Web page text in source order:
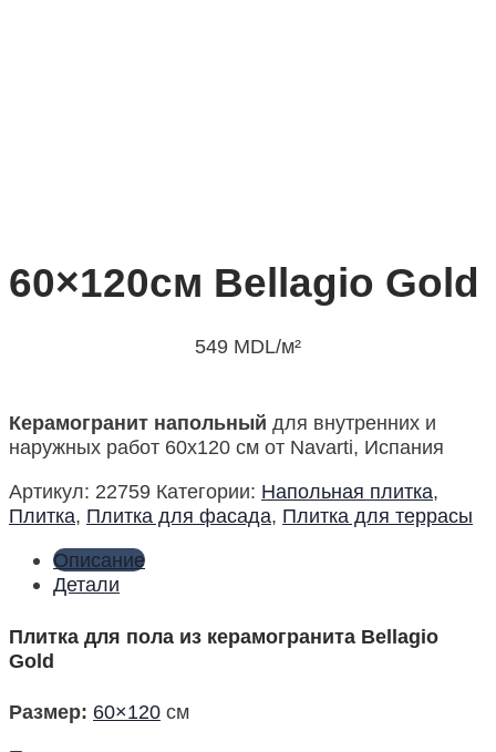
60×120см Bellagio Gold
549 MDL/м²
Керамогранит напольный для внутренних и
наружных работ 60х120 см от Navarti, Испания
Артикул: 22759 Категории: Напольная плитка,
Плитка, Плитка для фасада, Плитка для террасы
Описание
Детали
Плитка для пола из керамогранита Bellagio
Gold
Размер: 60×120 см